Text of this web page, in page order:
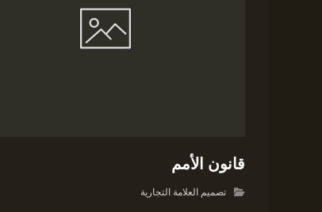
قانون الأمم
تصميم العلامة التجارية